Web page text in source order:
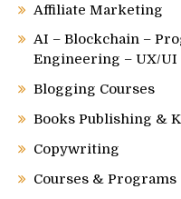
Affiliate Marketing
AI – Blockchain –
Engineering – UX/UI
Blogging Courses
Books Publishing &
Copywriting
Courses & Programs